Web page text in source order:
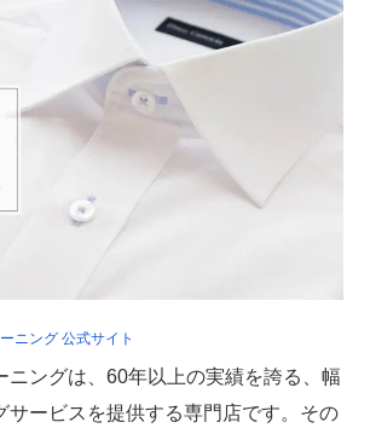
ニング 公式サイト
ニングは、60年以上の実績を誇る、幅
サービスを提供する専門店です。その